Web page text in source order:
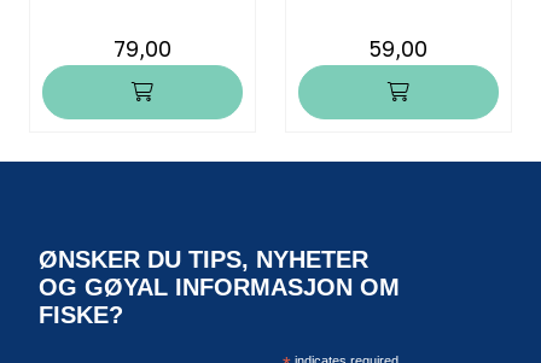
79,00 59,00
ØNSKER DU TIPS, NYHETER
OG GØYAL INFORMASJON OM
FISKE?